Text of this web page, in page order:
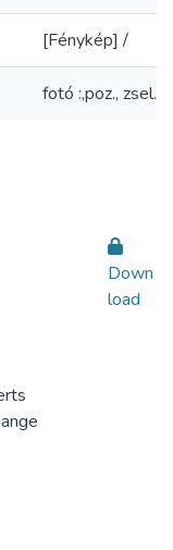
[Fénykép] /
fotó :,poz., zsel.
Down
load